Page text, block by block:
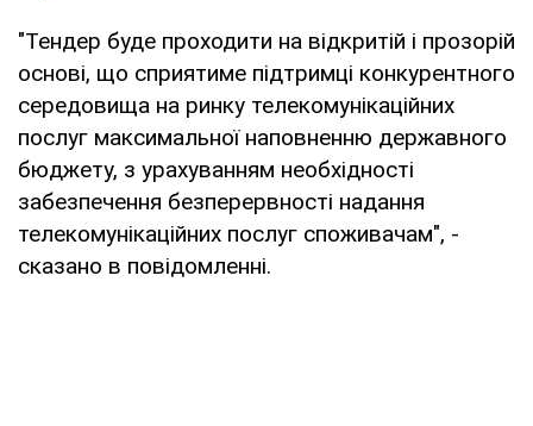
"Тендер буде проходити на відкритій і прозорій
основі, що сприятиме підтримці конкурентного
середовища на ринку телекомунікаційних
послуг максимальної наповненню державного
бюджету, з урахуванням необхідності
забезпечення безперервності надання
телекомунікаційних послуг споживачам", -
сказано в повідомленні.